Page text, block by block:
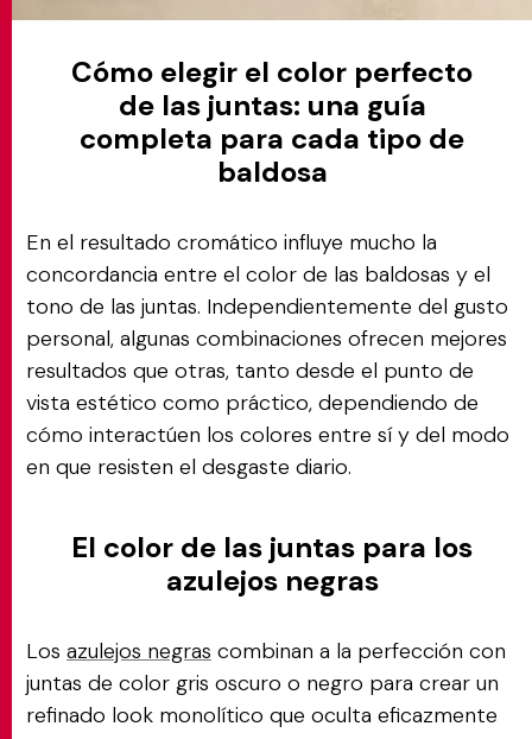
Cómo elegir el color perfecto
de las juntas: una guía
completa para cada tipo de
baldosa
En el resultado cromático influye mucho la
concordancia entre el color de las baldosas y el
tono de las juntas. Independientemente del gusto
personal, algunas combinaciones ofrecen mejores
resultados que otras, tanto desde el punto de
vista estético como práctico, dependiendo de
cómo interactúen los colores entre sí y del modo
en que resisten el desgaste diario.
El color de las juntas para los
azulejos negras
Los azulejos negras combinan a la perfección con
juntas de color gris oscuro o negro para crear un
refinado look monolítico que oculta eficazmente